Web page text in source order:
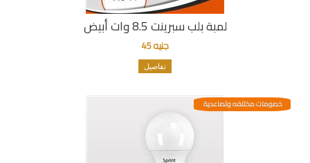
لمبة بلب سبرينت 8.5 وات أبيض
جنيه 45
تفاصيل
خصومات مختلفه وتصاعدية